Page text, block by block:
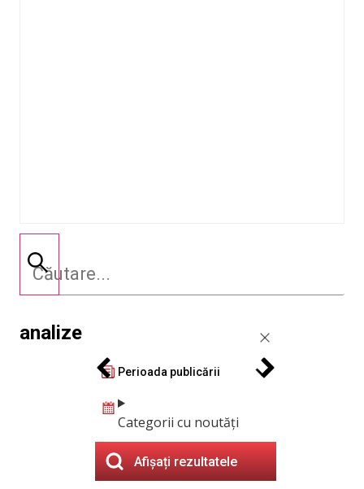
analize
Perioada publicării
Categorii cu noutăți
Afișați rezultatele